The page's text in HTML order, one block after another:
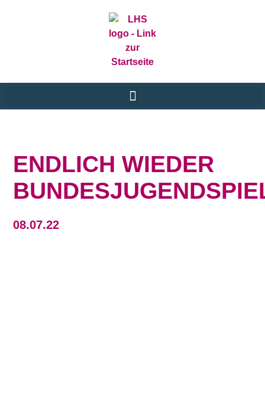
ENDLICH WIEDER
08.07.22